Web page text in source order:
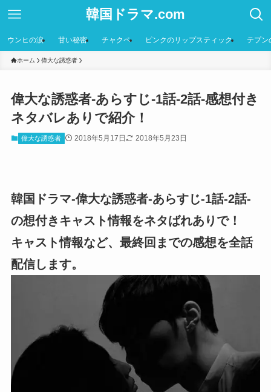
韓国ドラマ.com
ウンヒの涙 甘い秘密 チャクペ ピンクのリップスティック テプン
ホーム 偉大な誘惑者
偉大な誘惑者-あらすじ-1話-2話-感想付き
ネタバレありで紹介！
偉大な誘惑者 2018年5月17日 2018年5月23日
韓国ドラマ-偉大な誘惑者-あらすじ-1話-2話-
の想付きキャスト情報をネタばれありで！
キャスト情報など、最終回までの感想を全話
配信します。